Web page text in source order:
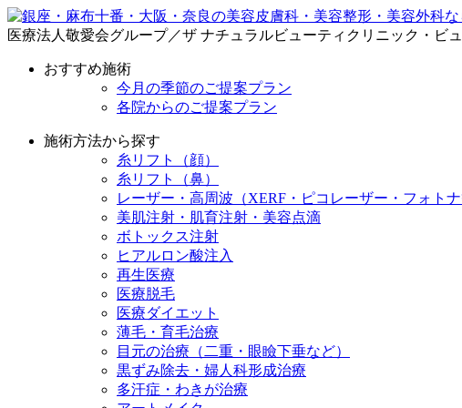
医療法人敬愛会グループ／ザ ナチュラルビューティクリニック・ビ
おすすめ施術
今月の季節のご提案プラン
各院からのご提案プラン
施術方法から探す
糸リフト（顔）
糸リフト（鼻）
レーザー・高周波（XERF・ピコレーザー・フォトナ
美肌注射・肌育注射・美容点滴
ボトックス注射
ヒアルロン酸注入
再生医療
医療脱毛
医療ダイエット
薄毛・育毛治療
目元の治療（二重・眼瞼下垂など）
黒ずみ除去・婦人科形成治療
多汗症・わきが治療